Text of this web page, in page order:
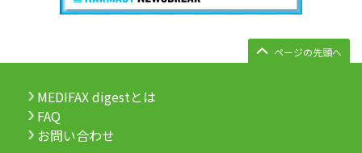
ページの先頭へ
MEDIFAX digestとは
FAQ
お問い合わせ